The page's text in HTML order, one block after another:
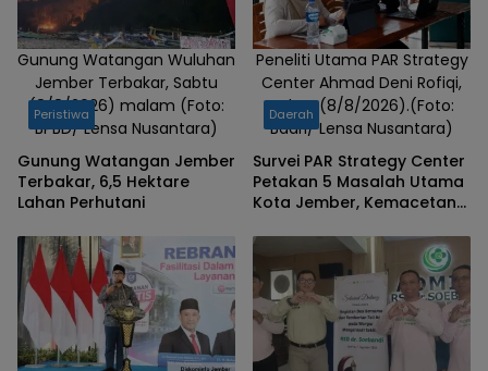
Gunung Watangan Wuluhan
Jember Terbakar, Sabtu
(8/8/2026) malam (Foto:
BPBD/ Lensa Nusantara)
Peristiwa
Gunung Watangan Jember
Terbakar, 6,5 Hektare
Lahan Perhutani
Peneliti Utama PAR Strategy
Center Ahmad Deni Rofiqi,
Sabtu (8/8/2026).(Foto:
Badri/ Lensa Nusantara)
Daerah
Survei PAR Strategy Center
Petakan 5 Masalah Utama
Kota Jember, Kemacetan